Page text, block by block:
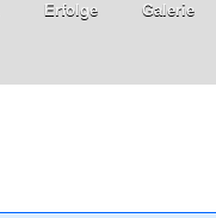
Erfolge Galerie